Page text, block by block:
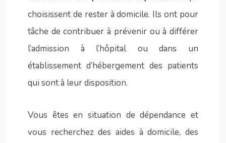
choisissent de rester à domicile. Ils ont pour
tâche de contribuer à prévenir ou à différer
l’admission à l’hôpital ou dans un
établissement d’hébergement des patients
qui sont à leur disposition.
Vous êtes en situation de dépendance et
vous recherchez des aides à domicile, des